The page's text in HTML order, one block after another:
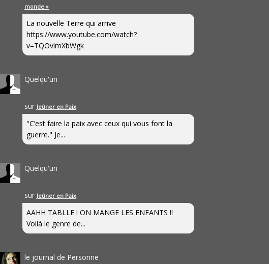
monde »
La nouvelle Terre qui arrive
https://www.youtube.com/watch?
v=TQOvlmXbWgk
Quelqu'un
sur Jeûner en Paix
"C’est faire la paix avec ceux qui vous font la
guerre." Je...
Quelqu'un
sur Jeûner en Paix
AAHH TABLLE ! ON MANGE LES ENFANTS !!
Voilà le genre de...
le journal de Personne